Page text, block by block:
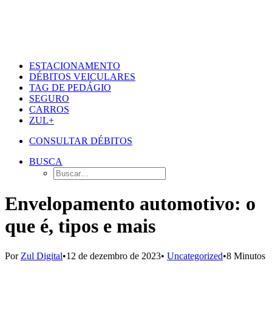
ESTACIONAMENTO
DÉBITOS VEICULARES
TAG DE PEDÁGIO
SEGURO
CARROS
ZUL+
CONSULTAR DÉBITOS
BUSCA
Envelopamento automotivo: o
que é, tipos e mais
Por Zul Digital•12 de dezembro de 2023• Uncategorized•8 Minutos